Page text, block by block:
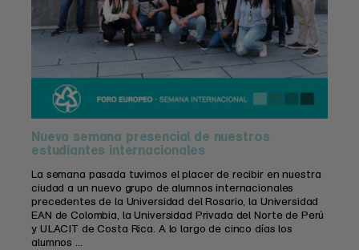
Nueva semana presencial de nuestros
estudiantes internacionales
La semana pasada tuvimos el placer de recibir en nuestra
ciudad a un nuevo grupo de alumnos internacionales
precedentes de la Universidad del Rosario, la Universidad
EAN de Colombia, la Universidad Privada del Norte de Perú
y ULACIT de Costa Rica. A lo largo de cinco días los
alumnos ...